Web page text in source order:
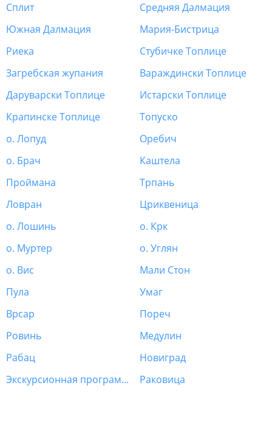
Сплит
Средняя Далмация
Южная Далмация
Мария-Бистрица
Риека
Стубичке Топлице
Загребская жупания
Вараждински Топлице
Даруварски Топлице
Истарски Топлице
Крапинске Топлице
Топуско
о. Лопуд
Оребич
о. Брач
Каштела
Проймана
Трпань
Ловран
Цриквеница
о. Лошинь
о. Крк
о. Муртер
о. Углян
о. Вис
Мали Стон
Пула
Умаг
Врсар
Пореч
Ровинь
Медулин
Рабац
Новиград
Экскурсионная программа Хорватия
Раковица